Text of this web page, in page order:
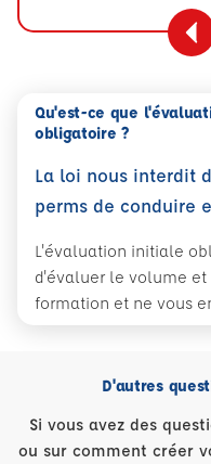
Qu'est-ce que
obligatoire ?
La loi nous interdit
perms de conduire
L'évaluation initiale
d'évaluer le volume
formation et ne vous
D'autres
Si vous avez des
ou sur comment créer